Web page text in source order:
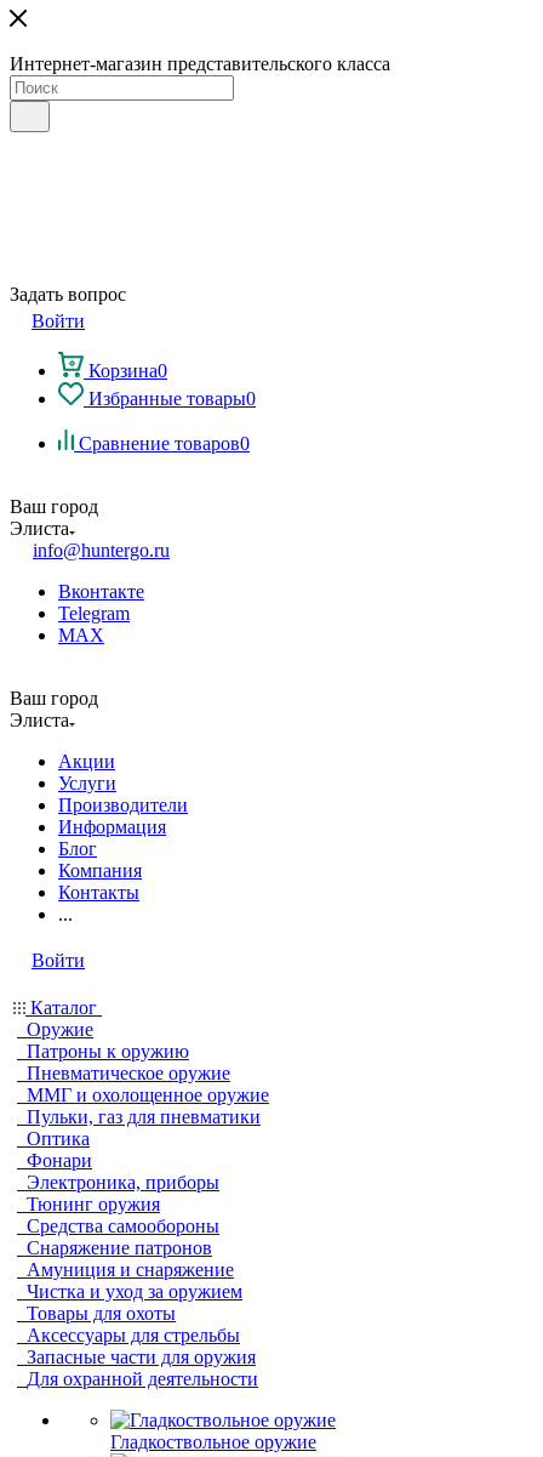
Интернет-магазин представительского класса
Задать вопрос
Войти
Корзина0
Избранные товары0
Сравнение товаров0
Ваш город
Элиста
info@huntergo.ru
Вконтакте
Telegram
MAX
Ваш город
Элиста
Акции
Услуги
Производители
Информация
Блог
Компания
Контакты
...
Войти
Каталог
Оружие
Патроны к оружию
Пневматическое оружие
ММГ и охолощенное оружие
Пульки, газ для пневматики
Оптика
Фонари
Электроника, приборы
Тюнинг оружия
Средства самообороны
Снаряжение патронов
Амуниция и снаряжение
Чистка и уход за оружием
Товары для охоты
Аксессуары для стрельбы
Запасные части для оружия
Для охранной деятельности
Гладкоствольное оружие